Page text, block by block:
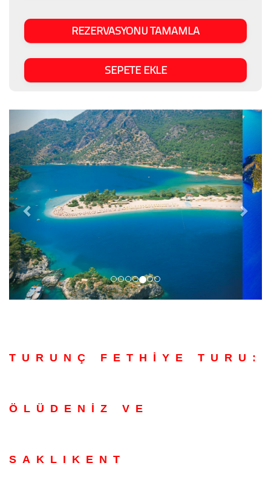
REZERVASYONU TAMAMLA
SEPETE EKLE
TURUNÇ FETHIYE TURU:
ÖLÜDENIZ VE
SAKLIKENT